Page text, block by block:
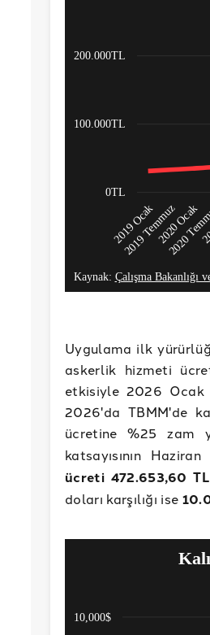
Uygulama ilk
askerlik hizmeti
etkisiyle 2026 Ocak
2026'da TBMM'de
ücretine %25 zam
katsayısının
ücreti 472.653,60 TL
doları karşılığı ise